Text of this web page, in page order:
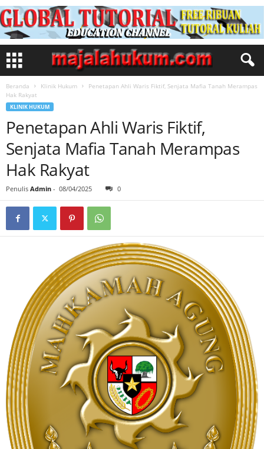
Beranda Klinik Hukum
Penetapan Ahli Waris Fiktif, Senjata Mafia Tanah Merampas
Hak Rakyat
KLINIK HUKUM
Penetapan Ahli Waris Fiktif,
Senjata Mafia Tanah Merampas
Hak Rakyat
Penulis Admin - 08/04/2025 0